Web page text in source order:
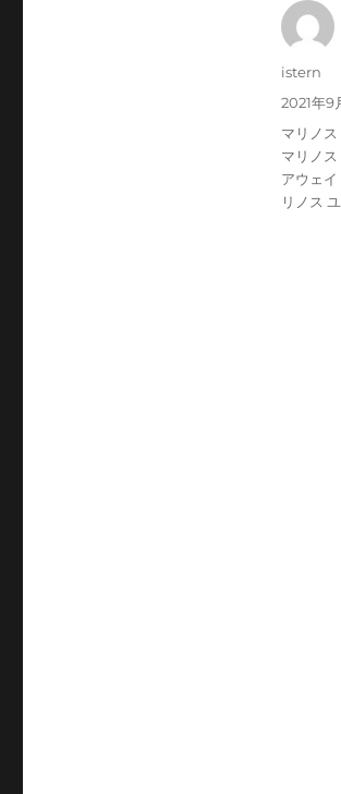
投
istern
投
2021年9
タ
グ
マリノ
マリノ
アウェイ
リノス